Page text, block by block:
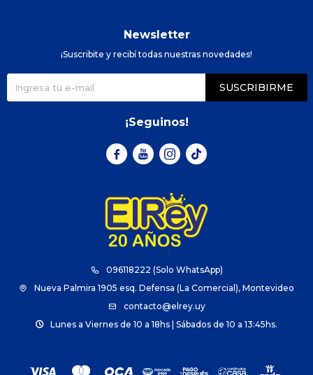
096118222 (Solo WhatsApp)
Nueva Palmira 1905 esq. Defensa (La Comercial), Montevideo
contacto@elrey.uy
Lunes a Viernes de 10 a 18hs | Sábados de 10 a 13:45hs.
Newsletter
¡Suscribite y recibí todas nuestras novedades!
SUSCRIBIRME
¡Seguinos!
  